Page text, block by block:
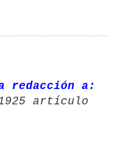
redacción a:
artículo